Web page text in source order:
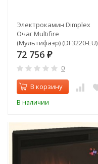
Электрокамин Dimplex
Очаг Multifire
(Мультифаэр) (DF3220-EU)
72 756 ₽
0
В корзину
В наличии